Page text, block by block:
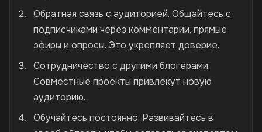
Обратная связь с аудиторией. Общайтесь с
подписчиками через комментарии, прямые
эфиры и опросы. Это укрепляет доверие.
Сотрудничество с другими блогерами.
Совместные проекты привлекут новую
аудиторию.
Обучайтесь постоянно. Развивайтесь в